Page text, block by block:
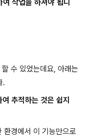
작업을 하셔야 됩니
수 있었는데요, 아래는
.
추적하는 것은 쉽지
환경에서 이 기능만으로